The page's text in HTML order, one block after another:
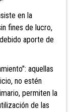
en la
fines de lucro,
aporte de
aquellas
no estén
permiten la
de las